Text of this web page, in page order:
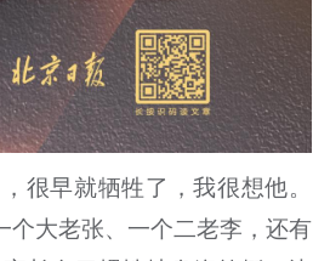
很早就牺牲了，我很想他。
个大老张、一个二老李，还有